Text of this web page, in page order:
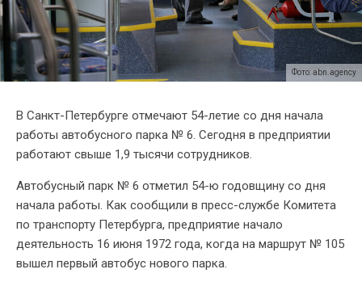
Фото: abn.agency
В Санкт-Петербурге отмечают 54-летие со дня начала
работы автобусного парка № 6. Сегодня в предприятии
работают свыше 1,9 тысячи сотрудников.
Автобусный парк № 6 отметил 54-ю годовщину со дня
начала работы. Как сообщили в пресс-службе Комитета
по транспорту Петербурга, предприятие начало
деятельность 16 июня 1972 года, когда на маршрут № 105
вышел первый автобус нового парка.